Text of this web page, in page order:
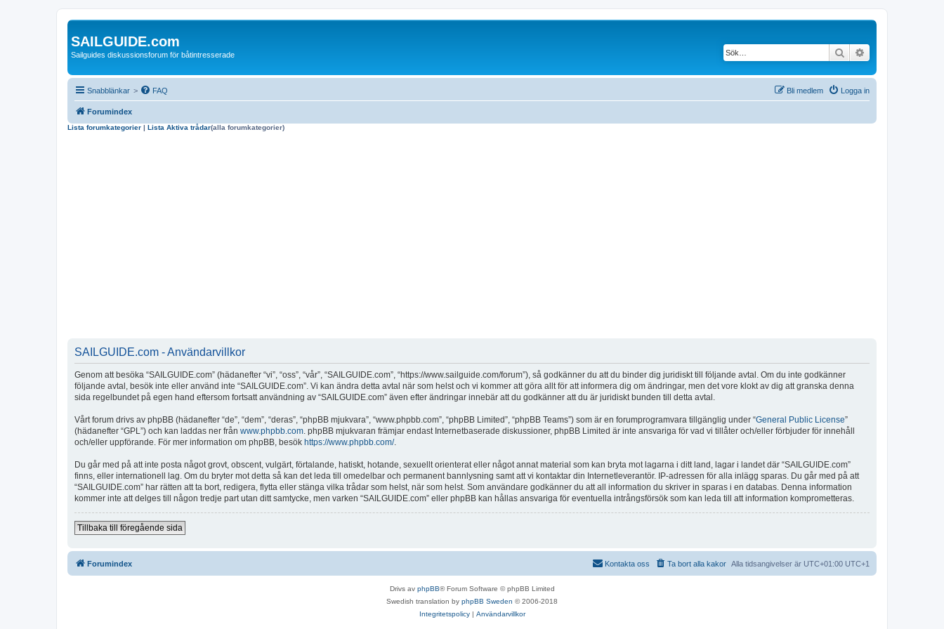
SAILGUIDE.com
Sailguides diskussionsforum för båtintresserade Sök
Snabblänkar > FAQ Logga in
Bli medlem
Forumindex
Lista forumkategorier | Lista Aktiva trådar(alla forumkategorier)
SAILGUIDE.com - Användarvillkor
Genom att besöka “SAILGUIDE.com” (hädanefter “vi”, “oss”, “vår”, “SAILGUIDE.com”, “https://www.sailguide.com/forum”), så godkänner du att du binder dig juridiskt till följande avtal. Om du inte godkänner
följande avtal, besök inte eller använd inte “SAILGUIDE.com”. Vi kan ändra detta avtal när som helst och vi kommer att göra allt för att informera dig om ändringar, men det vore klokt av dig att granska denna
sida regelbundet på egen hand eftersom fortsatt användning av “SAILGUIDE.com” även efter ändringar innebär att du godkänner att du är juridiskt bunden till detta avtal.
Vårt forum drivs av phpBB (hädanefter “de”, “dem”, “deras”, “phpBB mjukvara”, “www.phpbb.com”, “phpBB Limited”, “phpBB Teams”) som är en forumprogramvara tillgänglig under “General Public License”
(hädanefter “GPL”) och kan laddas ner från www.phpbb.com . phpBB mjukvaran främjar endast Internetbaserade diskussioner, phpBB Limited är inte ansvariga för vad vi tillåter och/eller förbjuder för innehåll
och/eller uppförande. För mer information om phpBB, besök https://www.phpbb.com/.
Du går med på att inte posta något grovt, obscent, vulgärt, förtalande, hatiskt, hotande, sexuellt orienterat eller något annat material som kan bryta mot lagarna i ditt land, lagar i landet där “SAILGUIDE.com”
finns, eller internationell lag. Om du bryter mot detta så kan det leda till omedelbar och permanent bannlysning samt att vi kontaktar din Internetleverantör. IP-adressen för alla inlägg sparas. Du går med på att
“SAILGUIDE.com” har rätten att ta bort, redigera, flytta eller stänga vilka trådar som helst, när som helst. Som användare godkänner du att all information du skriver in sparas i en databas. Denna information
kommer inte att delges till någon tredje part utan ditt samtycke, men varken “SAILGUIDE.com” eller phpBB kan hållas ansvariga för eventuella intrångsförsök som kan leda till att information komprometteras.
Tillbaka till föregående sida
Forumindex Alla tidsangivelser är UTC+01:00 UTC+1
Ta bort alla kakor
Kontakta oss
Drivs av phpBB® Forum Software © phpBB Limited
Swedish translation by phpBB Sweden © 2006-2018
Integritetspolicy| Användarvillkor